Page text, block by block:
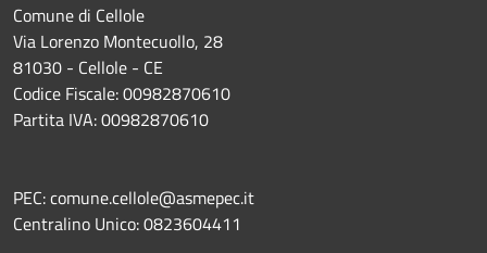
Comune di Cellole
Via Lorenzo Montecuollo, 28
81030 - Cellole - CE
Codice Fiscale: 00982870610
Partita IVA: 00982870610
PEC: comune.cellole@asmepec.it
Centralino Unico: 0823604411